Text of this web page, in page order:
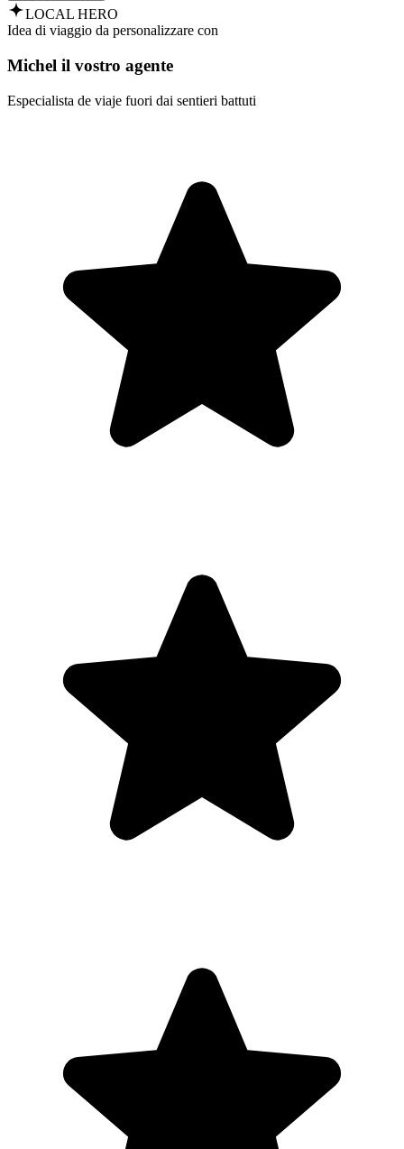
LOCAL HERO
Idea di viaggio da personalizzare con
Michel il vostro agente
Especialista de viaje fuori dai sentieri battuti